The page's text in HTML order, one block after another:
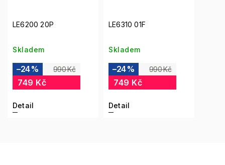
LE6200 20P
Skladem
990 Kč
–24 %
749 Kč
Detail
LE6310 01F
Skladem
990 Kč
–24 %
749 Kč
Detail